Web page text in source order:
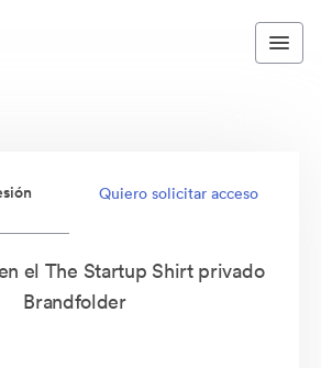
Quiero solicitar acceso
el The Startup Shirt privado
Brandfolder